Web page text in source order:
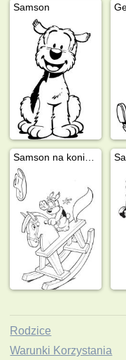
Samson
Rodzice
Warunki Korzystania